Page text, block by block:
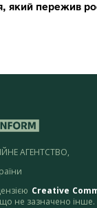
який пережив
АГЕНТСТВО,
Creative
не зазначено інше.